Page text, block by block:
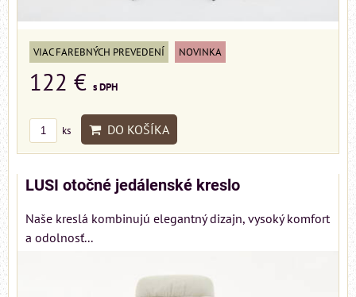
VIAC FAREBNÝCH PREVEDENÍ NOVINKA
122 € s DPH
ks DO KOŠÍKA
LUSI otočné jedálenské kreslo
Naše kreslá kombinujú elegantný dizajn, vysoký komfort
a odolnosť...